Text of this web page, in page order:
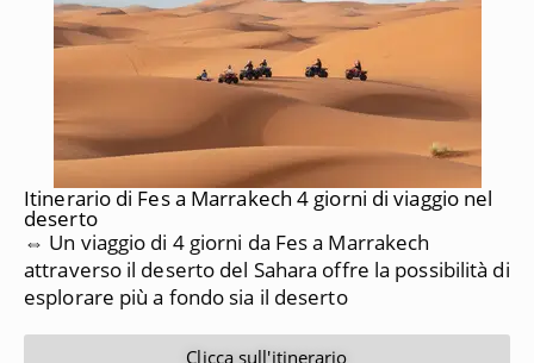
Itinerario di Fes a Marrakech 4 giorni di viaggio nel
deserto
⇔ Un viaggio di 4 giorni da Fes a Marrakech
attraverso il deserto del Sahara offre la possibilità di
esplorare più a fondo sia il deserto
Clicca sull'itinerario